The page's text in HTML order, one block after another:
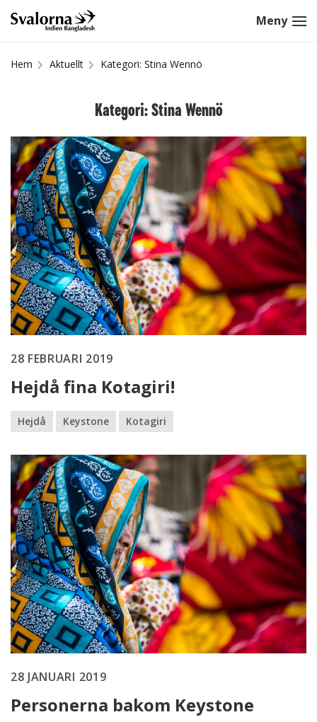
Hem Aktuellt Kategori: Stina Wennö
Kategori: Stina Wennö
28 FEBRUARI 2019
Hejdå fina Kotagiri!
Hejdå Keystone Kotagiri
28 JANUARI 2019
Personerna bakom Keystone